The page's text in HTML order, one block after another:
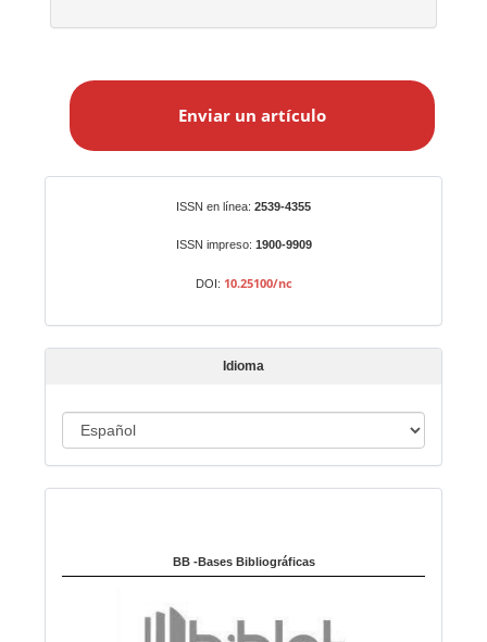
a
t
í
o
Enviar un artículo
ISSN en línea: 2539-4355
ISSN impreso: 1900-9909
DOI: 10.25100/nc
Idioma
d
a
BB -Bases Bibliográficas